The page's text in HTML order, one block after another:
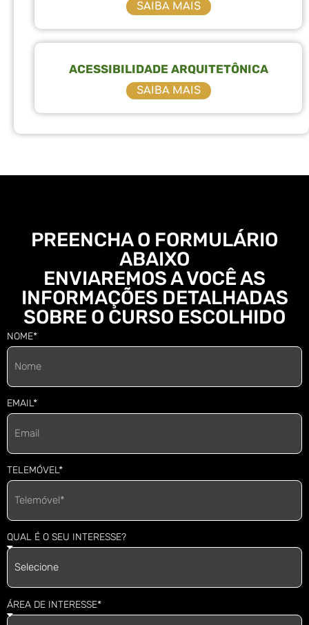
SAIBA MAIS
ACESSIBILIDADE ARQUITETÔNICA
SAIBA MAIS
PREENCHA O FORMULÁRIO
ABAIXO
ENVIAREMOS A VOCÊ AS
INFORMAÇÕES DETALHADAS
SOBRE O CURSO ESCOLHIDO
NOME*
EMAIL*
TELEMÓVEL*
QUAL É O SEU INTERESSE?
ÁREA DE INTERESSE*